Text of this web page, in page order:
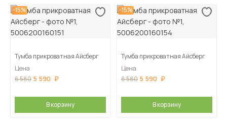
-15%
Тумба прикроватная Айсберг
Цена
6 580 5 590
В корзину
-15%
Тумба прикроватная Айсберг
Цена
6 580 5 590
В корзину